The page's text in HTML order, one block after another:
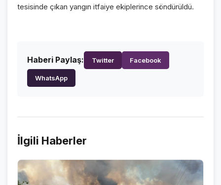
KURUMSAL
İLETİŞİM
tesisinde çıkan yangın itfaiye ekiplerince söndürüldü.
Haberi Paylaş: Twitter Facebook
WhatsApp
İlgili Haberler